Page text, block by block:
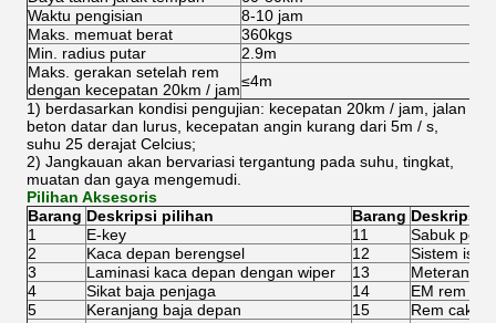
Waktu pengisian
8-10 jam
Maks. memuat berat
360kgs
Min.
radius putar
2.9m
Maks. gerakan setelah rem
dengan kecepatan 20km / jam≤4m
1) berdasarkan kondisi pengujian: kecepatan 20km / jam, jalan
beton datar dan lurus, kecepatan angin kurang dari 5m / s,
suhu 25 derajat Celcius;
2) Jangkauan akan bervariasi tergantung pada suhu, tingkat,
muatan dan gaya mengemudi.
Pilihan Aksesoris
Barang Deskripsi pilihan Barang Deskripsi
1
E-key 11
Sabuk
2
Kaca depan berengsel 12
Sistem isi
3
Laminasi kaca depan dengan wiper 13
Meteran
4
Sikat baja penjaga 14
EM rem
5
Keranjang baja depan 15
Rem